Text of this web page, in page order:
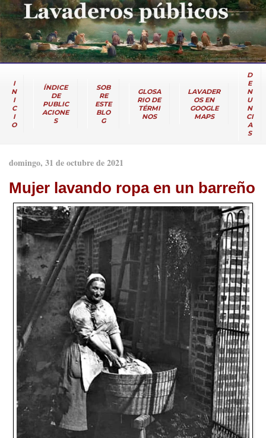
I
N
I
C
I
O
ÍNDICE
DE
PUBLIC
ACIONE
S
SOB
RE
ESTE
BLO
G
GLOSA
RIO DE
TÉRMI
NOS
LAVADER
OS EN
GOOGLE
MAPS
D
E
N
U
N
CI
A
S
domingo, 31 de octubre de 2021
Mujer lavando ropa en un barreño